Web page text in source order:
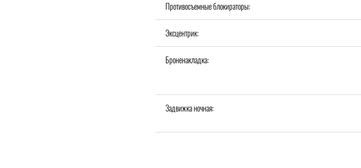
Противосъемные блокираторы:
Эксцентрик:
Броненакладка:
Задвижка ночная: